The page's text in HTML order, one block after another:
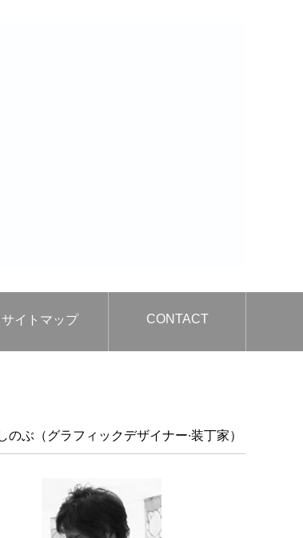
サイトマップ CONTACT
のぶ（グラフィックデザイナー∙装丁家）